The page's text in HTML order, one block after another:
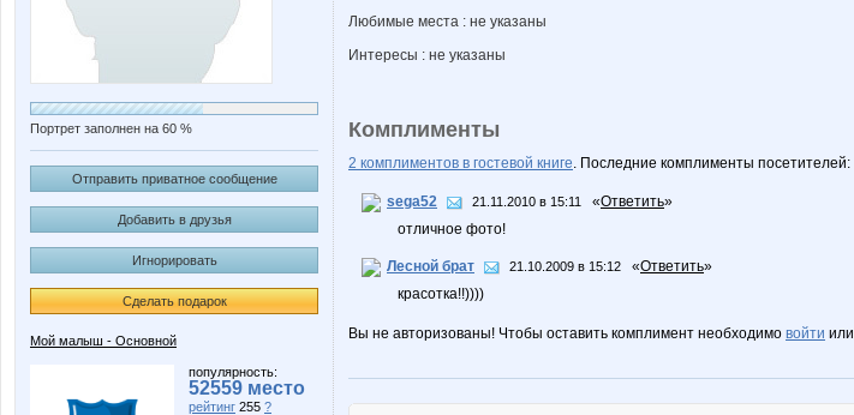
Портрет заполнен на 60 %
Отправить приватное сообщение
Добавить в друзья
Игнорировать
Сделать подарок
Мой малыш - Основной
популярность:
52559 место
рейтинг 255 ?
Любимые места : не указаны
Интересы : не указаны
Комплименты
2 комплиментов в гостевой книге. Последние комплименты посетителей:
sega52 21.11.2010 в 15:11 «Ответить»
отличное фото!
Лесной брат 21.10.2009 в 15:12 «Ответить»
красотка!!))))
Вы не авторизованы! Чтобы оставить комплимент необходимо войти или